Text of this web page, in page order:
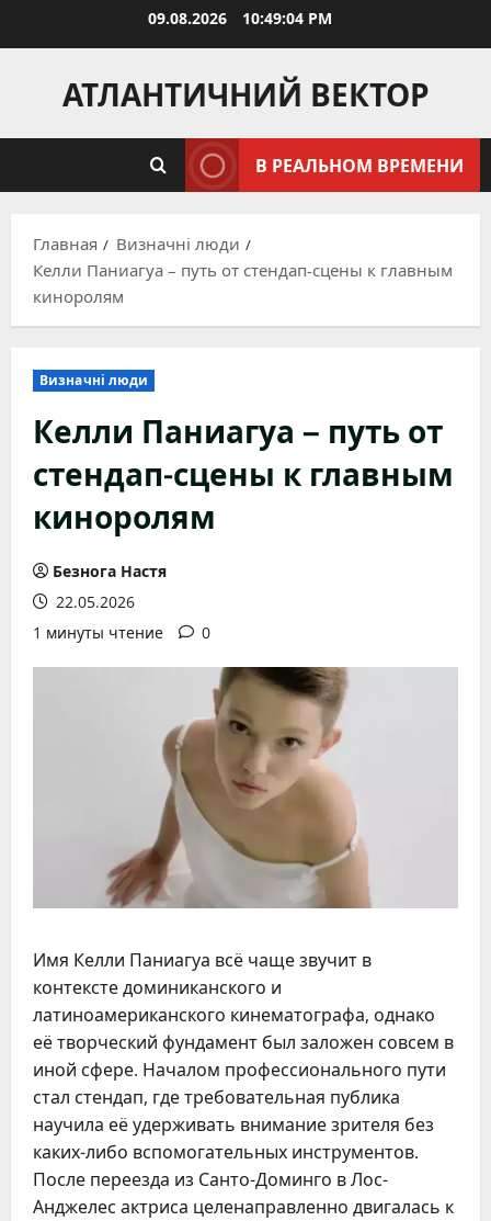
09.08.2026 10:49:05 PM
АТЛАНТИЧНИЙ ВЕКТОР
В РЕАЛЬНОМ ВРЕМЕНИ
Главная
Визначні люди
Келли Паниагуа – путь от стендап-сцены к главным
киноролям
Визначні люди
Келли Паниагуа – путь от
стендап-сцены к главным
киноролям
Безнога Настя
22.05.2026
1 минуты чтение
0
Имя Келли Паниагуа всё чаще звучит в
контексте доминиканского и
латиноамериканского кинематографа, однако
её творческий фундамент был заложен совсем в
иной сфере. Началом профессионального пути
стал стендап, где требовательная публика
научила её удерживать внимание зрителя без
каких-либо вспомогательных инструментов.
После переезда из Санто-Доминго в Лос-
Анджелес актриса целенаправленно двигалась к